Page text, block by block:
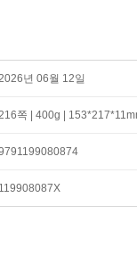
년 06월 12일
쪽 | 400g |
119908087X